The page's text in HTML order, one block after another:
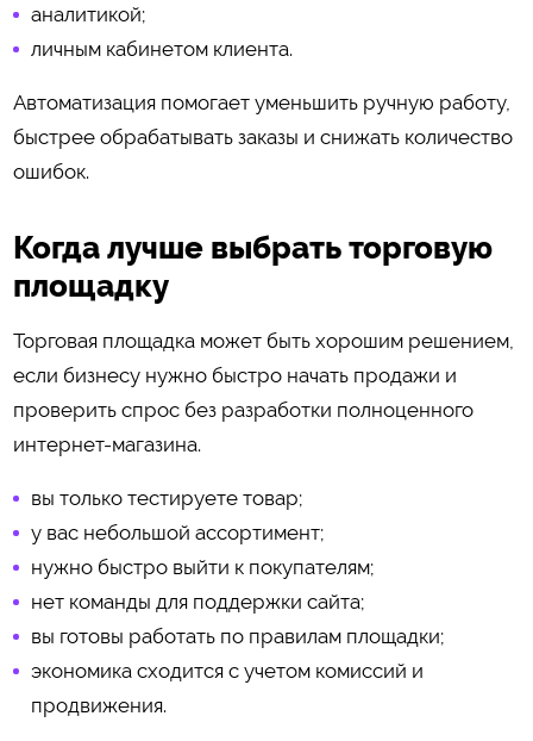
аналитикой;
личным кабинетом клиента.
Автоматизация помогает уменьшить ручную работу,
быстрее обрабатывать заказы и снижать количество
ошибок.
Когда лучше выбрать торговую
площадку
Торговая площадка может быть хорошим решением,
если бизнесу нужно быстро начать продажи и
проверить спрос без разработки полноценного
интернет-магазина.
вы только тестируете товар;
у вас небольшой ассортимент;
нужно быстро выйти к покупателям;
нет команды для поддержки сайта;
вы готовы работать по правилам площадки;
экономика сходится с учетом комиссий и
продвижения.